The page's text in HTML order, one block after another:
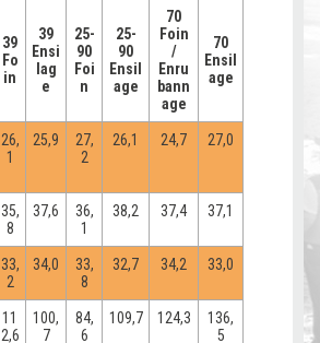
39
Fo
in
39
Ensi
lag
e
25-
90
Foi
n
25-
90
Ensil
age
70
Foin
/
Enru
bann
age
70
Ensil
age
26,
1
25,9
27,
2
26,1 24,7 27,0
35,
8
37,6
36,
1
38,2 37,4 37,1
33,
2
34,0
33,
8
32,7 34,2 33,0
11
2,6
100,
7
84,
6
109,7 124,3
136,
5